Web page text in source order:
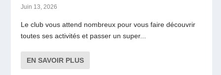
Juin 13, 2026
Le club vous attend nombreux pour vous faire découvrir
toutes ses activités et passer un super...
EN SAVOIR PLUS